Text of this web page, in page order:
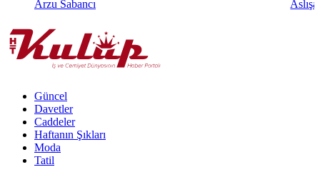
Arzu Sabancı
Güncel
Davetler
Caddeler
Haftanın Şıkları
Moda
Tatil